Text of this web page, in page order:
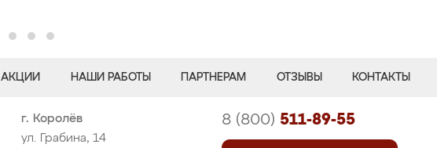
АКЦИИ НАШИ РАБОТЫ ПАРТНЕРАМ ОТЗЫВЫ КОНТАКТЫ
г. Королёв
ул. Грабина, 14
8 (800) 511-89-55